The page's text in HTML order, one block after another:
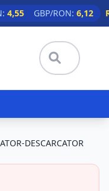
4,55 GBP/RON: 6,12
DESCARCATOR